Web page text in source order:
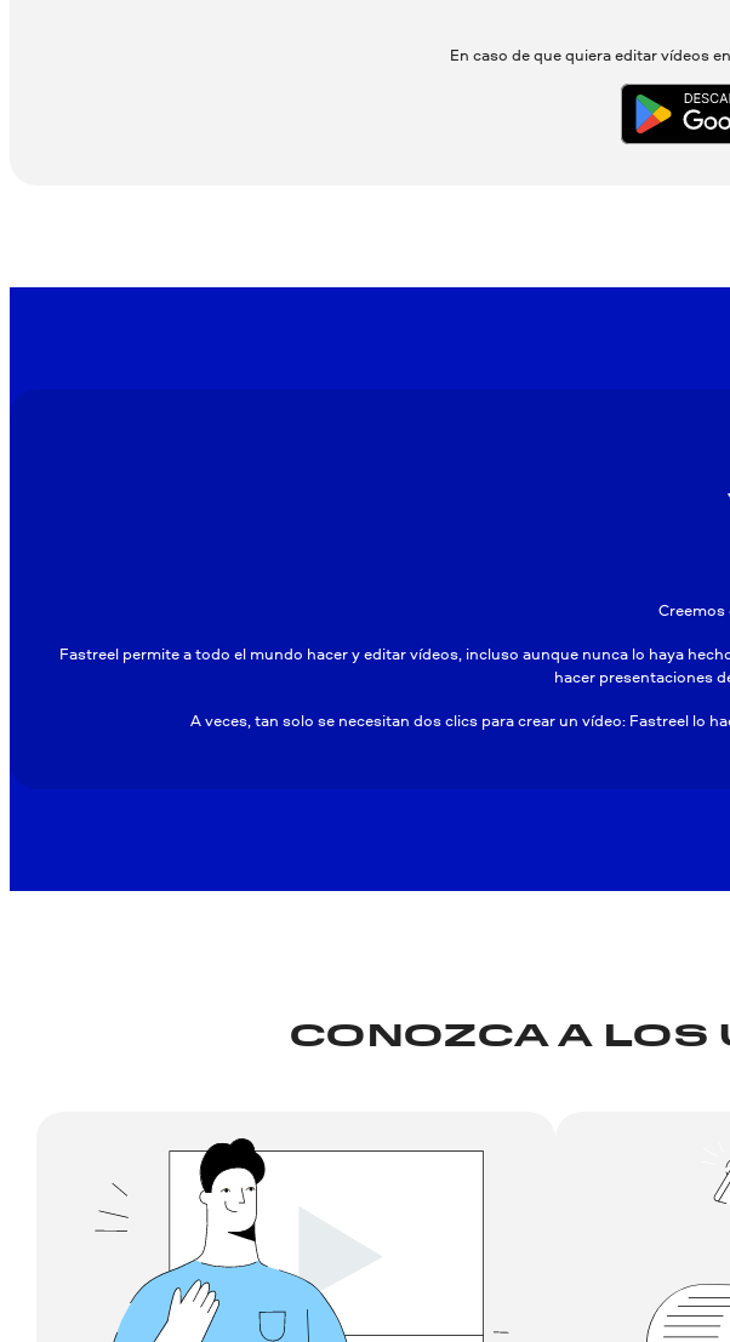
En caso de que quiera editar vídeos
Creemos
Fastreel permite a todo el mundo hacer y editar vídeos, incluso aunque nunca lo haya
hacer presentaciones
A veces, tan solo se necesitan dos clics para crear un vídeo: Fastreel lo
CONOZCA A LOS